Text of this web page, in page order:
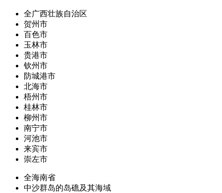
全广西壮族自治区
贺州市
百色市
玉林市
贵港市
钦州市
防城港市
北海市
梧州市
桂林市
柳州市
南宁市
河池市
来宾市
崇左市
全海南省
中沙群岛的岛礁及其海域